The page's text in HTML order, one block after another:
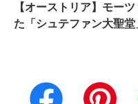
【オーストリア】モー
た「シュテファン大聖堂